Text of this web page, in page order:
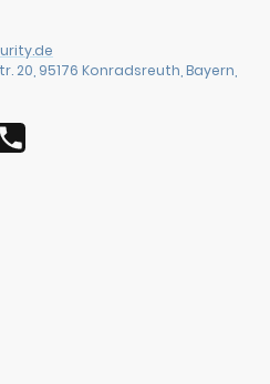
20, 95176 Konradsreuth, Bayern,